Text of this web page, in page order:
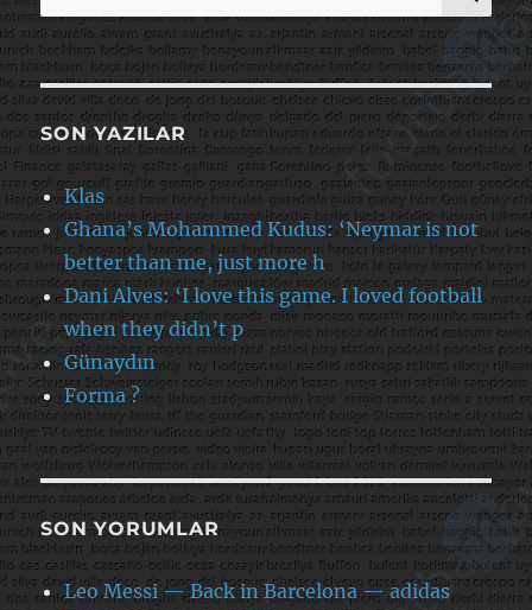
SON YAZILAR
Klas
Ghana’s Mohammed Kudus: ‘Neymar is not
better than me, just more h
Dani Alves: ‘I love this game. I loved football
when they didn’t p
Günaydın
Forma ?
SON YORUMLAR
Leo Messi — Back in Barcelona — adidas